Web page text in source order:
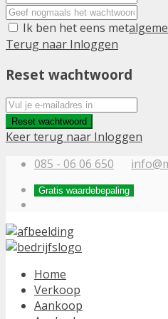
Ik ben het eens met
Terug naar Inloggen
Reset wachtwoord
Reset wachtwoord
Keer terug naar Inloggen
085 - 06 06 650
Gratis waardebepaling
Home
Verkoop
Aankoop